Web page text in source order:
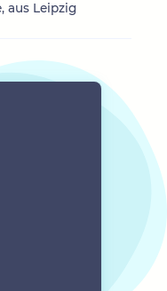
aus Leipzig